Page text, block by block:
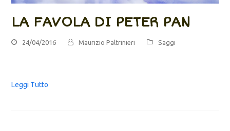
LA FAVOLA DI PETER PAN
24/04/2016 Maurizio Paltrinieri Saggi
Leggi Tutto